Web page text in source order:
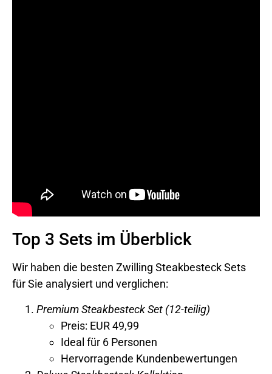
Top 3 Sets im Überblick
Wir haben die besten Zwilling Steakbesteck Sets
für Sie analysiert und verglichen:
Premium Steakbesteck Set (12-teilig)
Preis: EUR 49,99
Ideal für 6 Personen
Hervorragende Kundenbewertungen